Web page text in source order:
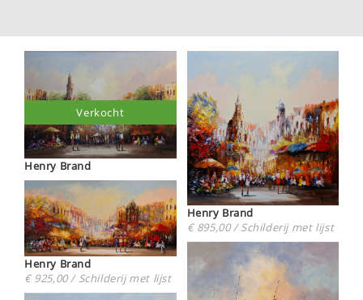
Henry Brand
Verkocht
Henry Brand
€ 925,00 / Schilderij met lijst
Henry Brand
€ 895,00 / Schilderij met lijst